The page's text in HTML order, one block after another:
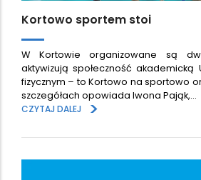
Kortowo sportem stoi
W Kortowie organizowane są
aktywizują społeczność akademicką
fizycznym – to Kortowo na sportowo
szczegółach opowiada Iwona Pająk,…
CZYTAJ DALEJ
>